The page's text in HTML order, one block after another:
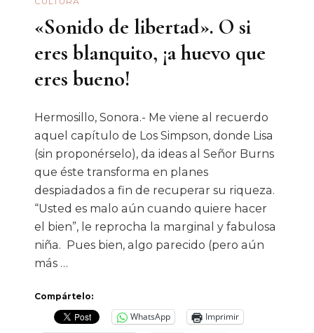
«Sonido de libertad». O si
eres blanquito, ¡a huevo que
eres bueno!
Hermosillo, Sonora.- Me viene al recuerdo
aquel capítulo de Los Simpson, donde Lisa
(sin proponérselo), da ideas al Señor Burns
que éste transforma en planes
despiadados a fin de recuperar su riqueza.
“Usted es malo aún cuando quiere hacer
el bien”, le reprocha la marginal y fabulosa
niña. Pues bien, algo parecido (pero aún
más …
Compártelo:
WhatsApp
Imprimir